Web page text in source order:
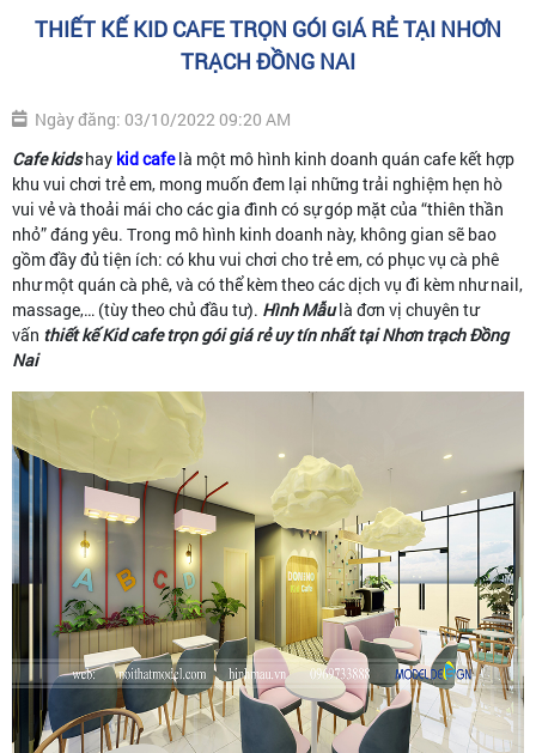
THIẾT KẾ KID CAFE TRỌN GÓI GIÁ RẺ TẠI NHƠN
TRẠCH ĐỒNG NAI
Ngày đăng: 03/10/2022 09:20 AM
Cafe kidshay kid cafelà một mô hình kinh doanh quán cafe kết hợp
khu vui chơi trẻ em, mong muốn đem lại những trải nghiệm hẹn hò
vui vẻ và thoải mái cho các gia đình có sự góp mặt của “thiên thần
nhỏ” đáng yêu. Trong mô hình kinh doanh này, không gian sẽ bao
gồm đầy đủ tiện ích: có khu vui chơi cho trẻ em, có phục vụ cà phê
như một quán cà phê, và có thể kèm theo các dịch vụ đi kèm như nail,
massage,… (tùy theo chủ đầu tư). Hình Mẫulà đơn vị chuyên tư
vấn thiết kế Kid cafe trọn gói giá rẻ uy tín nhất tại Nhơn trạch Đồng
Nai